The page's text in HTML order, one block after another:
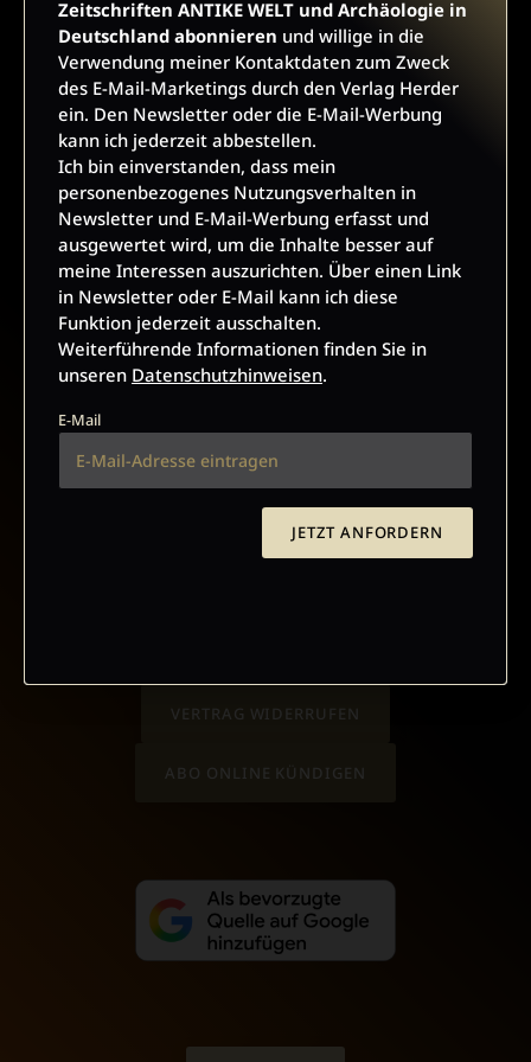
durch den Verlag Herder ein. Den Newsletter oder die E-Mail-
Werbung kann ich jederzeit abbestellen.
Ich bin einverstanden, dass mein personenbezogenes
Nutzungsverhalten in Newsletter und E-Mail-Werbung erfasst
und ausgewertet wird, um die Inhalte besser auf meine
Interessen auszurichten. Über einen Link in Newsletter oder
E-Mail kann ich diese Funktion jederzeit ausschalten.
Weiterführende Informationen finden Sie in unseren
Datenschutzhinweisen.
E-Mail
JETZT ANMELDEN
VERTRAG WIDERRUFEN
ABO ONLINE KÜNDIGEN
Zeitschriften ANTIKE WELT und Archäologie in
Deutschland abonnieren und willige in die
Verwendung meiner Kontaktdaten zum Zweck
des E-Mail-Marketings durch den Verlag Herder
ein. Den Newsletter oder die E-Mail-Werbung
kann ich jederzeit abbestellen.
Ich bin einverstanden, dass mein
personenbezogenes Nutzungsverhalten in
Newsletter und E-Mail-Werbung erfasst und
ausgewertet wird, um die Inhalte besser auf
meine Interessen auszurichten. Über einen Link
in Newsletter oder E-Mail kann ich diese
Funktion jederzeit ausschalten.
Weiterführende Informationen finden Sie in
unseren Datenschutzhinweisen.
E-Mail
JETZT ANFORDERN